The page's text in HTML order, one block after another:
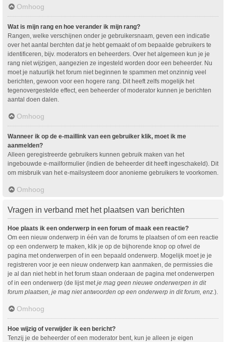
Omhoog
Wat is mijn rang en hoe verander ik mijn rang?
Rangen, welke verschijnen onder je gebruikersnaam, geven een indicatie
over het aantal berchten dat je hebt gemaakt of om bepaalde gebruikers te
identificeren, bijv. moderators en beheerders. Over het algemeen kun je je
rang niet wijzigen, aangezien ze ingesteld worden door een beheerder. Nu
moet je natuurlijk het forum niet beginnen te spammen met onzinnig veel
berichten, gewoon voor een hogere rang. Dit heeft zelfs mogelijk het
tegenovergestelde effect, een beheerder of moderator kunnen je berichten
aantal doen dalen.
Omhoog
Wanneer ik op de e-maillink van een gebruiker klik, moet ik me
aanmelden?
Alleen geregistreerde gebruikers kunnen gebruik maken van het
ingebouwde e-mailformulier (indien de beheerder dit heeft ingeschakeld). Dit
om misbruik van het e-mailsysteem door anonieme gebruikers te voorkomen.
Omhoog
Vragen in verband met het plaatsen van berichten
Hoe plaats ik een onderwerp in een forum of maak een reactie?
Om een nieuw onderwerp in één van de forums te plaatsen of om een reactie
op een onderwerp te maken, klik je op de bijhorende knop op ofwel de
pagina met onderwerpen of in een bepaald onderwerp. Mogelijk moet je je
registreren voor je een nieuw onderwerp kan aanmaken, de permissies die
je al dan niet hebt in het forum staan onderaan de pagina met onderwerpen
of in een onderwerp (de lijst met je mag geen nieuwe onderwerpen in dit
forum plaatsen, je mag niet antwoorden op een onderwerp in dit forum, enz. ).
Omhoog
Hoe wijzig of verwijder ik een bericht?
Tenzij je de beheerder of een moderator bent, kun je alleen je eigen